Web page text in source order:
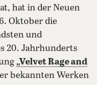
hat in der Neuen
Oktober die
und
20. Jahrhunderts
„Velvet Rage and
bekannten Werken